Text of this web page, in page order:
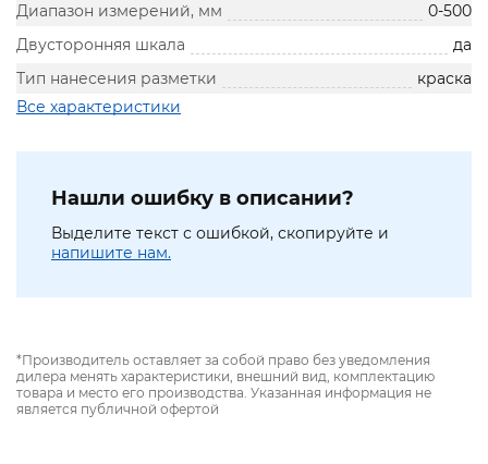
Диапазон измерений, мм
0-500
Двусторонняя шкала
да
Тип нанесения разметки
краска
Все характеристики
Нашли ошибку в описании?
Выделите текст с ошибкой, скопируйте и
напишите нам.
*Производитель оставляет за собой право без уведомления
дилера менять характеристики, внешний вид, комплектацию
товара и место его производства. Указанная информация не
является публичной офертой